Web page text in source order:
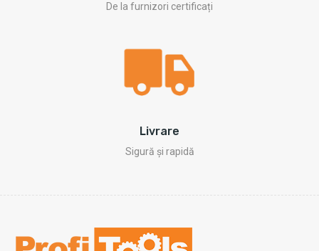
De la furnizori certificați
Livrare
Sigură și rapidă